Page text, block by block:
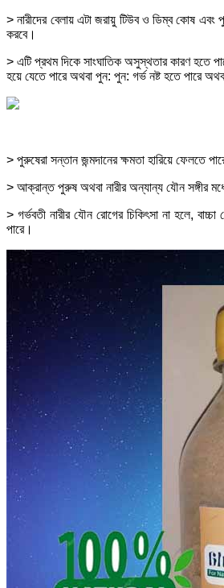
> নারীদের বেলায় এটা জরায়ু টিউব ও ডিম্ব কোষ
করবে।
> এটি প্রথম দিকে সাংঘাতিক অসুস্থতার কারণ হতে
হয়ে যেতে পারে অথবা পুন: পুন: গর্ভ নষ্ট হতে পারে
> পুরুষেরা সন্তান জন্মদানের ক্ষমতা হারিয়ে ফেলতে
> আক্রান্ত পুরুষ অথবা নারীর অন্যান্য যৌন সঙ্গীর
> গর্ভবতী নারীর যৌন রোগের চিকিৎসা না হলে,
পারে।